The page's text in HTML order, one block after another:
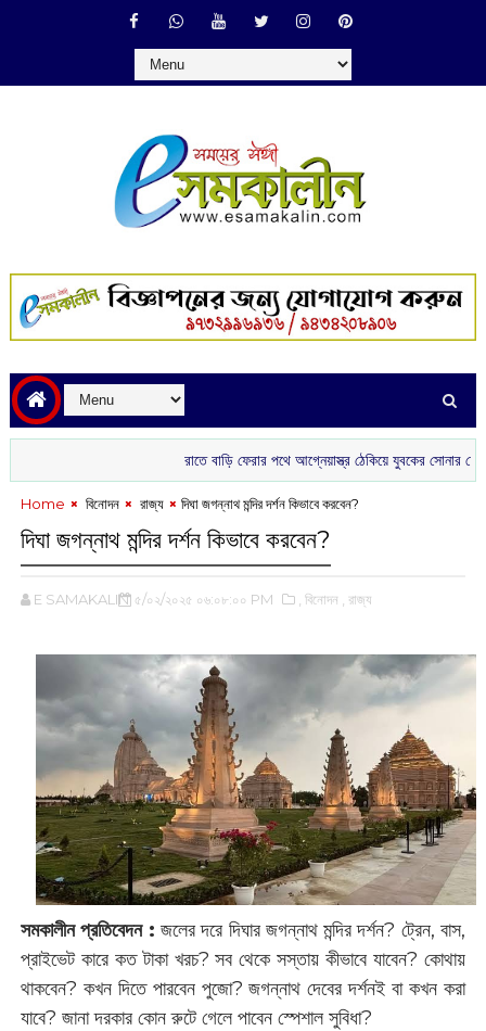
রাতে বাড়ি ফেরার পথে আগ্নেয়াস্ত্র ঠেকিয়ে যুবকের সোনার চেন ছিনতাই
Home ‌ বিনোদন ‌ রাজ্য ‌দিঘা জগন্নাথ মন্দির দর্শন কিভাবে করবেন?
‌দিঘা জগন্নাথ মন্দির দর্শন কিভাবে করবেন?
E SAMAKALIN ৫/০২/২০২৫ ০৬:০৮:০০ PM ,‌ বিনোদন ,‌ রাজ্য
সমকালীন প্রতিবেদন : জলের দরে দিঘার জগন্নাথ মন্দির দর্শন? ট্রেন, বাস,
প্রাইভেট কারে কত টাকা খরচ? সব থেকে সস্তায় কীভাবে যাবেন? কোথায়
থাকবেন? কখন দিতে পারবেন পুজো? জগন্নাথ দেবের দর্শনই বা কখন করা
যাবে? জানা দরকার কোন রুটে গেলে পাবেন স্পেশাল সুবিধা?